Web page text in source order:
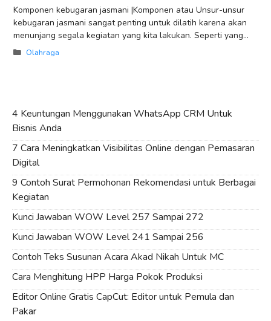
Komponen kebugaran jasmani |Komponen atau Unsur-unsur
kebugaran jasmani sangat penting untuk dilatih karena akan
menunjang segala kegiatan yang kita lakukan. Seperti yang
saya jelaskan pada artikel sebelumnya, Pengertian kebugaran
Categories
Olahraga
4 Keuntungan Menggunakan WhatsApp CRM Untuk
Bisnis Anda
7 Cara Meningkatkan Visibilitas Online dengan Pemasaran
Digital
9 Contoh Surat Permohonan Rekomendasi untuk Berbagai
Kegiatan
Kunci Jawaban WOW Level 257 Sampai 272
Kunci Jawaban WOW Level 241 Sampai 256
Contoh Teks Susunan Acara Akad Nikah Untuk MC
Cara Menghitung HPP Harga Pokok Produksi
Editor Online Gratis CapCut: Editor untuk Pemula dan
Pakar